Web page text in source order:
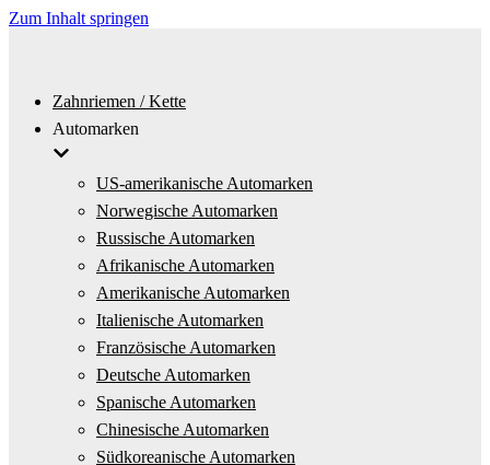
Zum Inhalt springen
Zahnriemen / Kette
Automarken
US-amerikanische Automarken
Norwegische Automarken
Russische Automarken
Afrikanische Automarken
Amerikanische Automarken
Italienische Automarken
Französische Automarken
Deutsche Automarken
Spanische Automarken
Chinesische Automarken
Südkoreanische Automarken